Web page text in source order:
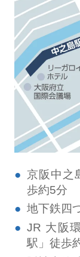
京阪中之
歩約5分
地下鉄四
JR 大阪
駅」徒歩